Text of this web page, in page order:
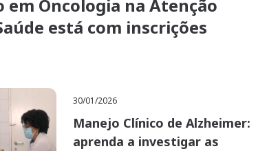
em Oncologia na Atenção
está com inscrições
30/01/2026
Manejo Clínico de Alzheimer:
aprenda a investigar as